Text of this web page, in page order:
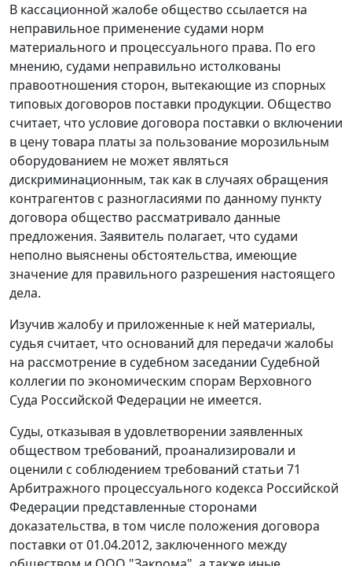
В кассационной жалобе общество ссылается на
неправильное применение судами норм
материального и процессуального права. По его
мнению, судами неправильно истолкованы
правоотношения сторон, вытекающие из спорных
типовых договоров поставки продукции. Общество
считает, что условие договора поставки о включении
в цену товара платы за пользование морозильным
оборудованием не может являться
дискриминационным, так как в случаях обращения
контрагентов с разногласиями по данному пункту
договора общество рассматривало данные
предложения. Заявитель полагает, что судами
неполно выяснены обстоятельства, имеющие
значение для правильного разрешения настоящего
дела.
Изучив жалобу и приложенные к ней материалы,
судья считает, что оснований для передачи жалобы
на рассмотрение в судебном заседании Судебной
коллегии по экономическим спорам Верховного
Суда Российской Федерации не имеется.
Суды, отказывая в удовлетворении заявленных
обществом требований, проанализировали и
оценили с соблюдением требований статьи 71
Арбитражного процессуального кодекса Российской
Федерации представленные сторонами
доказательства, в том числе положения договора
поставки от 01.04.2012, заключенного между